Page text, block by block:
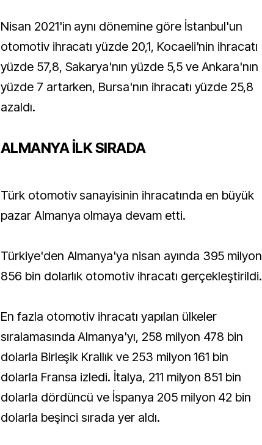
Nisan 2021'in aynı dönemine göre İstanbul'un
otomotiv ihracatı yüzde 20,1, Kocaeli'nin ihracatı
yüzde 57,8, Sakarya'nın yüzde 5,5 ve Ankara'nın
yüzde 7 artarken, Bursa'nın ihracatı yüzde 25,8
azaldı.
ALMANYA İLK SIRADA
Türk otomotiv sanayisinin ihracatında en büyük
pazar Almanya olmaya devam etti.
Türkiye'den Almanya'ya nisan ayında 395 milyon
856 bin dolarlık otomotiv ihracatı gerçekleştirildi.
En fazla otomotiv ihracatı yapılan ülkeler
sıralamasında Almanya'yı, 258 milyon 478 bin
dolarla Birleşik Krallık ve 253 milyon 161 bin
dolarla Fransa izledi. İtalya, 211 milyon 851 bin
dolarla dördüncü ve İspanya 205 milyon 42 bin
dolarla beşinci sırada yer aldı.